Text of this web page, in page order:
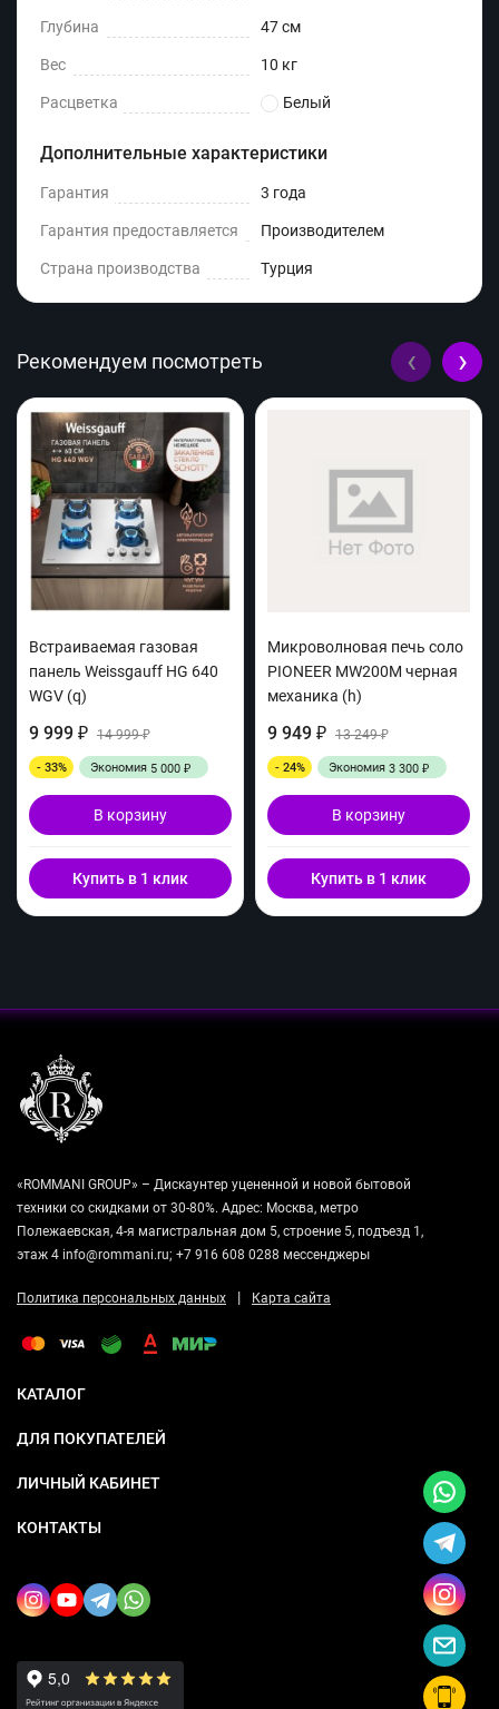
Глубина 47 см
Вес 10 кг
Расцветка Белый
Дополнительные характеристики
Гарантия 3 года
Гарантия предоставляется Производителем
Страна производства Турция
Рекомендуем посмотреть
Встраиваемая газовая
панель Weissgauff HG 640
WGV (q)
9 999 ₽ 14 999₽
- 33% Экономия 5 000 ₽
В корзину
Купить в 1 клик
Микроволновая печь соло
PIONEER MW200M черная
механика (h)
9 949 ₽ 13 249₽
- 24% Экономия 3 300 ₽
В корзину
Купить в 1 клик
‹ ›
«ROMMANI GROUP» – Дискаунтер уцененной и новой бытовой
техники со скидками от 30-80%. Адрес: Москва, метро
Полежаевская, 4-я магистральная дом 5, строение 5, подъезд 1,
этаж 4 info@rommani.ru; +7 916 608 0288 мессенджеры
Политика персональных данных | Карта сайта
КАТАЛОГ
ДЛЯ ПОКУПАТЕЛЕЙ
ЛИЧНЫЙ КАБИНЕТ
КОНТАКТЫ